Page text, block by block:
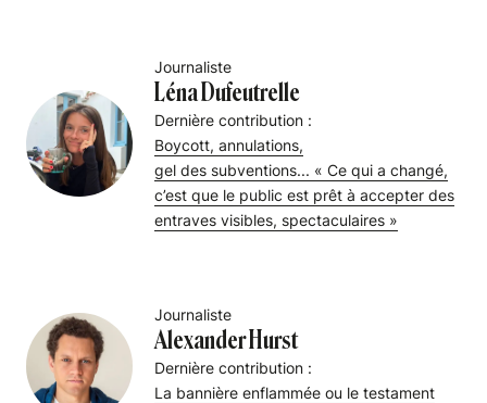
Journaliste
Léna Dufeutrelle
Dernière contribution :
Boycott, annulations,
gel des subventions... « Ce qui a changé,
c’est que le public est prêt à accepter des
entraves visibles, spectaculaires »
Journaliste
Alexander Hurst
Dernière contribution :
La bannière enflammée ou le testament